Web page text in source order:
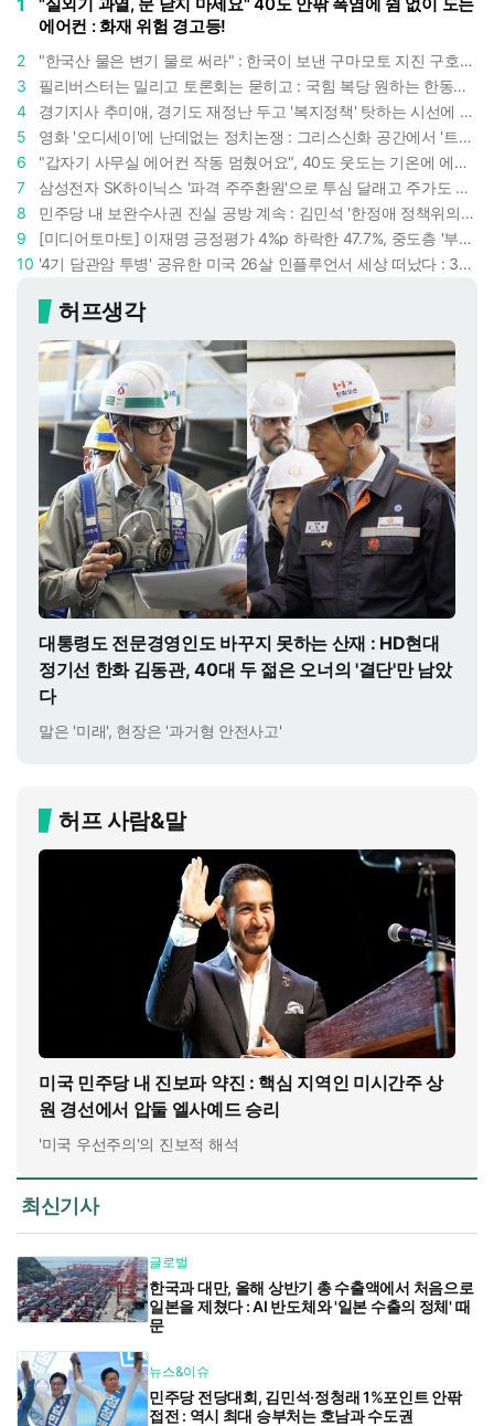
에어컨 : 화재 위험 경고등!
2
"한국산 물은 변기 물로 써라" : 한국이 보낸 구마모토 지진 구호품에 한 일본인의 '어처구니 없는' 반응
3
필리버스터는 밀리고 토론회는 묻히고 : 국힘 복당 원하는 한동훈, '검사 정치'의 한계만 드러내나
4
경기지사 추미애, 경기도 재정난 두고 '복지정책' 탓하는 시선에 정면 반박 : "고령자와 아이 인구 급증"
5
영화 '오디세이'에 난데없는 정치논쟁 : 그리스신화 공간에서 '트럼프 전쟁의 참혹함'이 보인다
6
"갑자기 사무실 에어컨 작동 멈췄어요", 40도 웃도는 기온에 에어컨도 숨이 찬다
7
삼성전자 SK하이닉스 '파격 주주환원'으로 투심 달래고 주가도 받칠까, 100조 넘는 추가 배당 재원에 쏠리는 눈
8
민주당 내 보완수사권 진실 공방 계속 : 김민석 '한정애 정책위의장' 발언 근거로 내세우자 사무총장 지낸 조승래 반박
9
[미디어토마토] 이재명 긍정평가 4%p 하락한 47.7%, 중도층 '부정 49.7% vs 긍정 42.9%'
10
'4기 담관암 투병' 공유한 미국 26살 인플루언서 세상 떠났다 : 3년간 보여준 희망과 용기
허프생각
대통령도 전문경영인도 바꾸지 못하는 산재 : HD현대
정기선 한화 김동관, 40대 두 젊은 오너의 '결단'만 남았
다
말은 '미래', 현장은 '과거형 안전사고'
허프 사람&말
미국 민주당 내 진보파 약진 : 핵심 지역인 미시간주 상
원 경선에서 압둘 엘사예드 승리
'미국 우선주의'의 진보적 해석
최신기사
글로벌
한국과 대만, 올해 상반기 총 수출액에서 처음으로
일본을 제쳤다 : AI 반도체와 '일본 수출의 정체' 때
문
뉴스&이슈
민주당 전당대회, 김민석·정청래 1%포인트 안팎
접전 : 역시 최대 승부처는 호남과 수도권